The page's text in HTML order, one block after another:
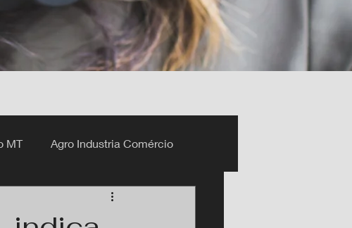
MT Agro Industria Comércio